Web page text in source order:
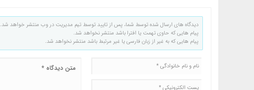
دیدگاه های ارسال شده توسط شما، پس از تایید توسط تیم مدیریت در وب منتشر خواهد شد.
پیام هایی که حاوی تهمت یا افترا باشد منتشر نخواهد شد.
پیام هایی که به غیر از زبان فارسی یا غیر مرتبط باشد منتشر نخواهد شد.